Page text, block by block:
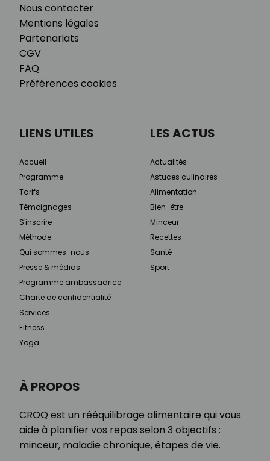
Nous contacter
Mentions légales
Partenariats
CGV
FAQ
Préférences cookies
À PROPOS
CROQ est un rééquilibrage alimentaire qui vous
aide à planifier vos repas selon 3 objectifs :
minceur, maladie chronique, étapes de vie.
LIENS UTILES
Accueil
Programme
Tarifs
Témoignages
S'inscrire
Méthode
Qui sommes-nous
Presse & médias
Programme ambassadrice
Charte de confidentialité
Services
Fitness
Yoga
LES ACTUS
Actualités
Astuces culinaires
Alimentation
Bien-être
Minceur
Recettes
Santé
Sport